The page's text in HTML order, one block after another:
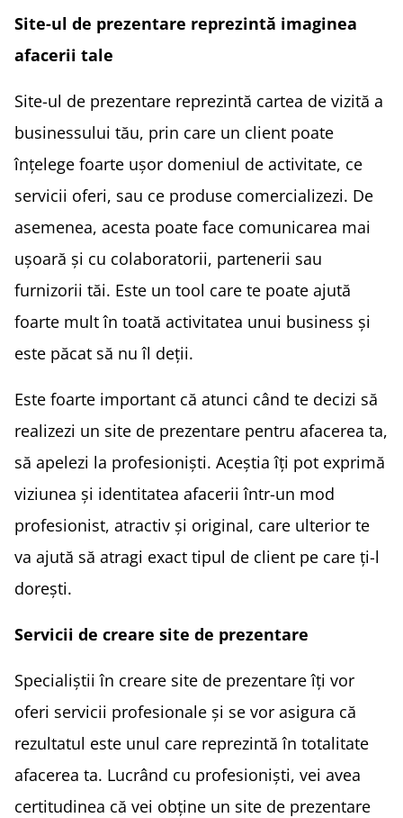
Site-ul de prezentare reprezintă imaginea
afacerii tale
Site-ul de prezentare reprezintă cartea de vizită a
businessului tău, prin care un client poate
înțelege foarte ușor domeniul de activitate, ce
servicii oferi, sau ce produse comercializezi. De
asemenea, acesta poate face comunicarea mai
ușoară și cu colaboratorii, partenerii sau
furnizorii tăi. Este un tool care te poate ajută
foarte mult în toată activitatea unui business și
este păcat să nu îl deții.
Este foarte important că atunci când te decizi să
realizezi un site de prezentare pentru afacerea ta,
să apelezi la profesioniști. Aceștia îți pot exprimă
viziunea și identitatea afacerii într-un mod
profesionist, atractiv și original, care ulterior te
va ajută să atragi exact tipul de client pe care ți-l
dorești.
Servicii de creare site de prezentare
Specialiștii în creare site de prezentare îți vor
oferi servicii profesionale și se vor asigura că
rezultatul este unul care reprezintă în totalitate
afacerea ta. Lucrând cu profesioniști, vei avea
certitudinea că vei obține un site de prezentare